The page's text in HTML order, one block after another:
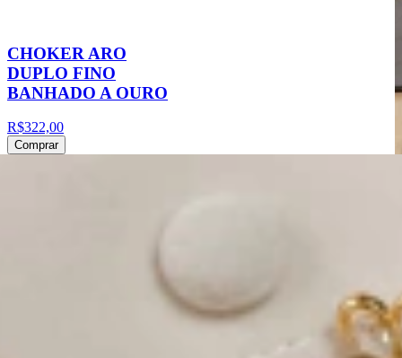
CHOKER ARO
DUPLO FINO
BANHADO A OURO
R$322,00
Comprar